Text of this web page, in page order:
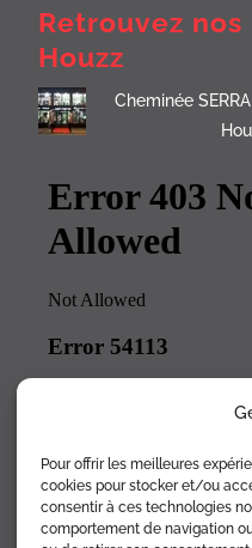
Pour offrir les meilleures
cookies pour stocker et/ou
consentir à ces technologies
comportement de navigation
Retrouvez
Houzz
Cheminée